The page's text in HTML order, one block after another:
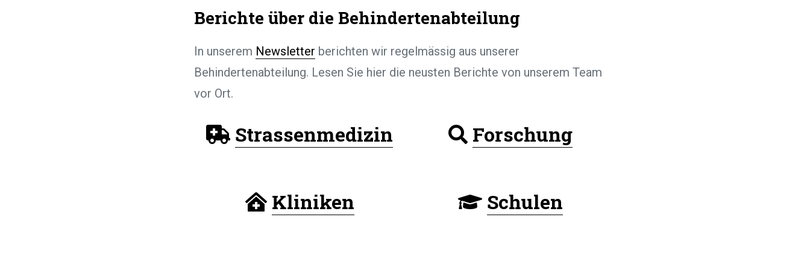
Berichte über die Behindertenabteilung
In unserem Newsletter berichten wir regelmässig aus unserer
Behindertenabteilung. Lesen Sie hier die neusten Berichte von unserem Team
vor Ort.
Strassenmedizin
Kliniken
Forschung
Schulen